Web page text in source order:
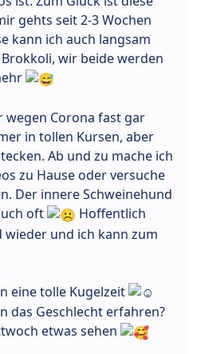
gehts seit 2-3 Wochen
kann ich auch langsam
wir beide werden
wegen Corona fast gar
in tollen Kursen, aber
Ab und zu mache ich
zu Hause oder versuche
Der innere Schweinehund
oft
Hoffentlich
wieder und ich kann zum
eine tolle Kugelzeit
das Geschlecht erfahren?
etwas sehen